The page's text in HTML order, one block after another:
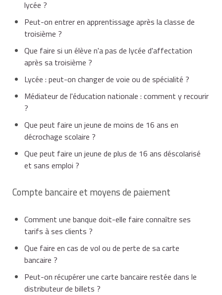
lycée ?
Peut-on entrer en apprentissage après la classe de
troisième ?
Que faire si un élève n'a pas de lycée d'affectation
après sa troisième ?
Lycée : peut-on changer de voie ou de spécialité ?
Médiateur de l'éducation nationale : comment y recourir
?
Que peut faire un jeune de moins de 16 ans en
décrochage scolaire ?
Que peut faire un jeune de plus de 16 ans déscolarisé
et sans emploi ?
Compte bancaire et moyens de paiement
Comment une banque doit-elle faire connaître ses
tarifs à ses clients ?
Que faire en cas de vol ou de perte de sa carte
bancaire ?
Peut-on récupérer une carte bancaire restée dans le
distributeur de billets ?